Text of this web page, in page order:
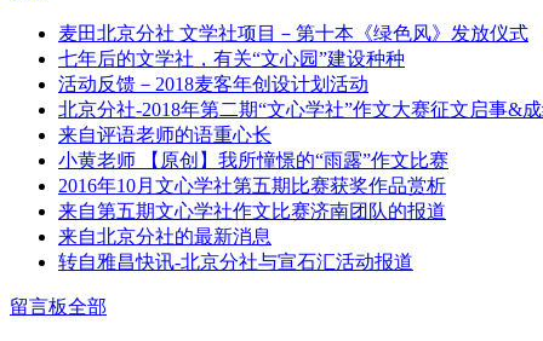
麦田北京分社 文学社项目－第十本《绿色风》发放仪式
七年后的文学社，有关“文心园”建设种种
活动反馈－2018麦客年创设计划活动
北京分社-2018年第二期“文心学社”作文大赛征文启事&
来自评语老师的语重心长
小黄老师 【原创】我所憧憬的“雨露”作文比赛
2016年10月文心学社第五期比赛获奖作品赏析
来自第五期文心学社作文比赛济南团队的报道
来自北京分社的最新消息
转自雅昌快讯-北京分社与宣石汇活动报道
留言板全部